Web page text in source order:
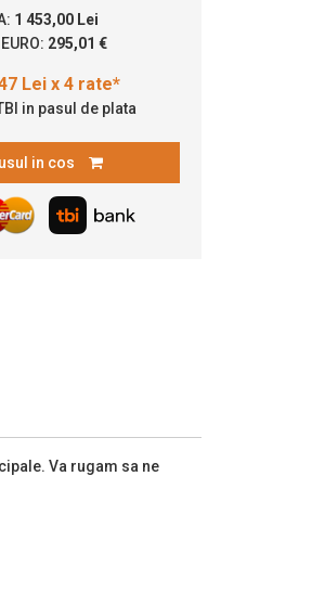
1 453,00 Lei
295,01 €
in pasul de plata
in cos
Va rugam sa ne